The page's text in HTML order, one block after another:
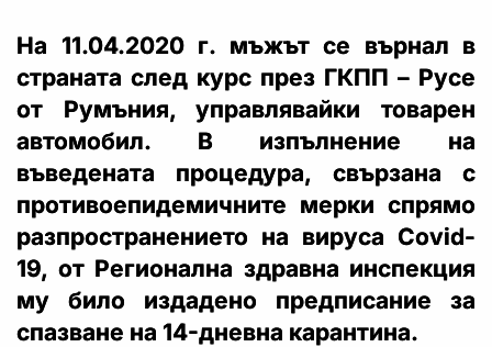
На 11.04.2020 г. мъжът се върнал в
страната след курс през ГКПП – Русе
от Румъния, управлявайки товарен
автомобил. В изпълнение на
въведената процедура, свързана с
противоепидемичните мерки спрямо
разпространението на вируса Covid-
19, от Регионална здравна инспекция
му било издадено предписание за
спазване на 14-дневна карантина.